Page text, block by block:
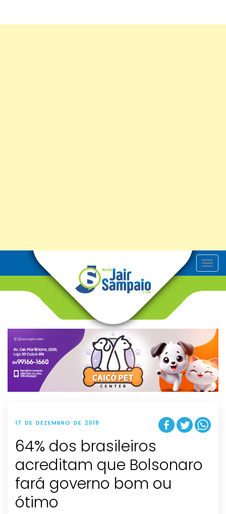
T
o
v
g
t
i
o
n
17 DE DEZEMBRO DE 2018
64% dos brasileiros
acreditam que Bolsonaro
fará governo bom ou
ótimo